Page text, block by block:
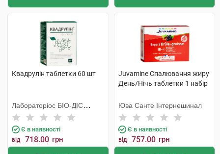
Квадрулін таблетки 60 шт
Лабораторiос БIО-ДIС
Еспанія
Є в наявності
від 718.00 грн
Juvamine Спалювання жиру
День/Нічь таблетки 1 набір
Юва Санте Інтернешинал
Є в наявності
від 757.00 грн